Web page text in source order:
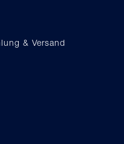
& Versand